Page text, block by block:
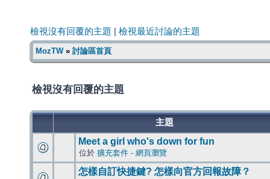
檢視沒有回覆的主題 檢視最近討論的主題
MozTW» 討論區首頁
檢視沒有回覆的主題
主題
Meet a girl who's down for fun
位於 擴充套件 - 網頁瀏覽
怎樣自訂快捷鍵? 怎樣向官方回報故障？